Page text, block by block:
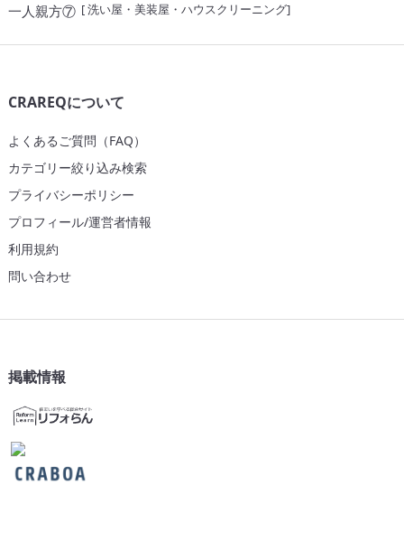
一人親方⑦[洗い屋・美装屋・ハウスクリーニング]
CRAREQについて
よくあるご質問（FAQ）
カテゴリー絞り込み検索
プライバシーポリシー
プロフィール/運営者情報
利用規約
問い合わせ
掲載情報